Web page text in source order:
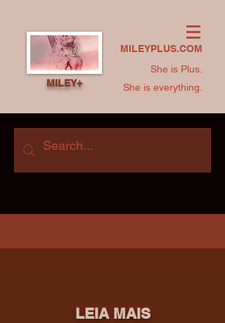
MILEYPLUS.COM
She is Plus.
She is everything.
MILEY+
LEIA MAIS